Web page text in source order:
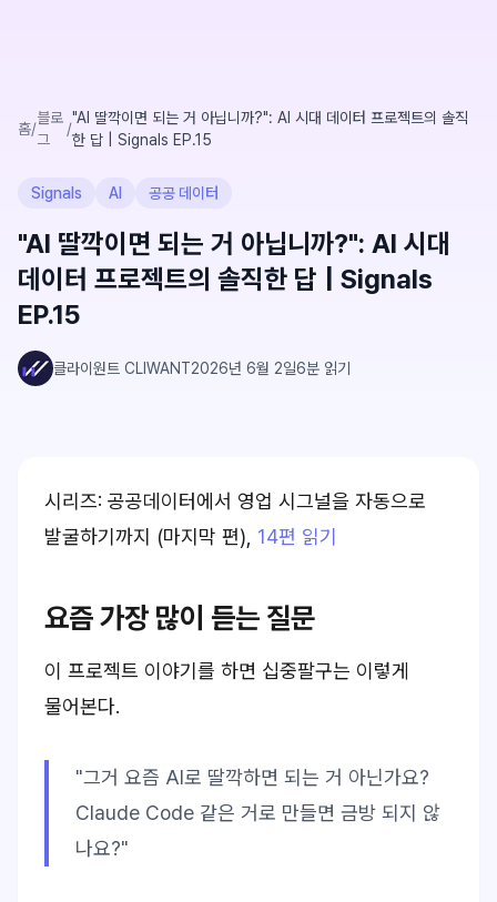
홈/
블로
그
/
"AI 딸깍이면 되는 거 아닙니까?": AI 시대 데이터 프로젝트의 솔직
한 답 | Signals EP.15
Signals AI 공공 데이터
"AI 딸깍이면 되는 거 아닙니까?": AI 시대
데이터 프로젝트의 솔직한 답 | Signals
EP.15
클라이원트 CLIWANT2026년 6월 2일6분 읽기
시리즈: 공공데이터에서 영업 시그널을 자동으로
발굴하기까지 (마지막 편) 14편 읽기
요즘 가장 많이 듣는 질문
이 프로젝트 이야기를 하면 십중팔구는 이렇게
물어본다.
"그거 요즘 AI로 딸깍하면 되는 거 아닌가요?
Claude Code 같은 거로 만들면 금방 되지 않
나요?"